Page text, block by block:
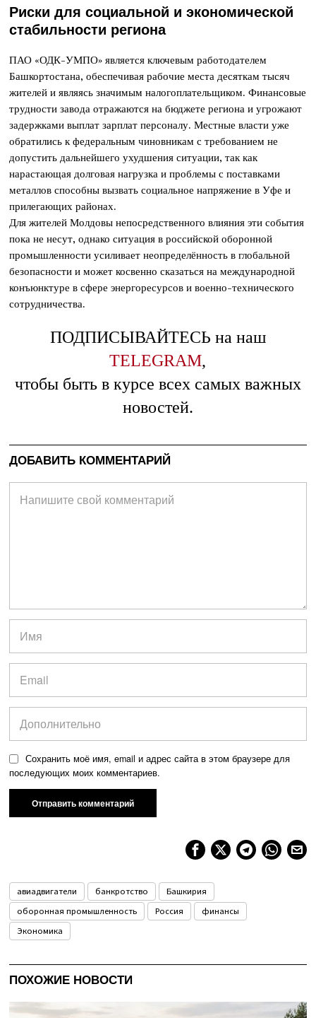
Риски для социальной и экономической
стабильности региона
ПАО «ОДК-УМПО» является ключевым работодателем
Башкортостана, обеспечивая рабочие места десяткам тысяч
жителей и являясь значимым налогоплательщиком. Финансовые
трудности завода отражаются на бюджете региона и угрожают
задержками выплат зарплат персоналу. Местные власти уже
обратились к федеральным чиновникам с требованием не
допустить дальнейшего ухудшения ситуации, так как
нарастающая долговая нагрузка и проблемы с поставками
металлов способны вызвать социальное напряжение в Уфе и
прилегающих районах.
Для жителей Молдовы непосредственного влияния эти события
пока не несут, однако ситуация в российской оборонной
промышленности усиливает неопределённость в глобальной
безопасности и может косвенно сказаться на международной
конъюнктуре в сфере энергоресурсов и военно-технического
сотрудничества.
ПОДПИСЫВАЙТЕСЬ на наш
TELEGRAM,
чтобы быть в курсе всех самых важных
новостей.
ДОБАВИТЬ КОММЕНТАРИЙ
Сохранить моё имя, email и адрес сайта в этом браузере для
последующих моих комментариев.
авиадвигатели банкротство
Башкирия
оборонная промышленность
Россия
финансы
Экономика
ПОХОЖИЕ НОВОСТИ